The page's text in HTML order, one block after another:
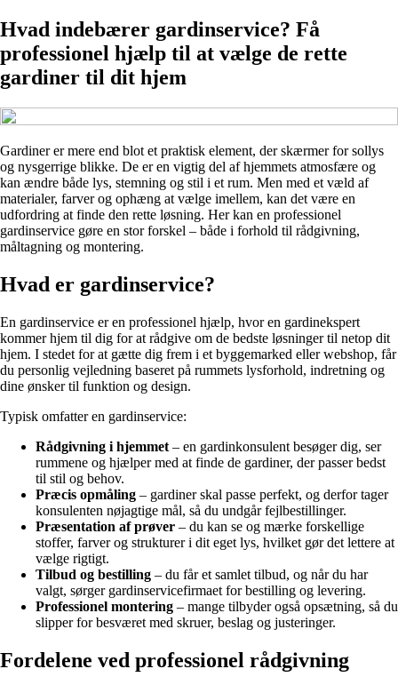
Hvad indebærer gardinservice? Få
professionel hjælp til at vælge de rette
gardiner til dit hjem
Gardiner er mere end blot et praktisk element, der skærmer for sollys
og nysgerrige blikke. De er en vigtig del af hjemmets atmosfære og
kan ændre både lys, stemning og stil i et rum. Men med et væld af
materialer, farver og ophæng at vælge imellem, kan det være en
udfordring at finde den rette løsning. Her kan en professionel
gardinservice gøre en stor forskel – både i forhold til rådgivning,
måltagning og montering.
Hvad er gardinservice?
En gardinservice er en professionel hjælp, hvor en gardinekspert
kommer hjem til dig for at rådgive om de bedste løsninger til netop dit
hjem. I stedet for at gætte dig frem i et byggemarked eller webshop, får
du personlig vejledning baseret på rummets lysforhold, indretning og
dine ønsker til funktion og design.
Typisk omfatter en gardinservice:
Rådgivning i hjemmet – en gardinkonsulent besøger dig, ser
rummene og hjælper med at finde de gardiner, der passer bedst
til stil og behov.
Præcis opmåling – gardiner skal passe perfekt, og derfor tager
konsulenten nøjagtige mål, så du undgår fejlbestillinger.
Præsentation af prøver – du kan se og mærke forskellige
stoffer, farver og strukturer i dit eget lys, hvilket gør det lettere at
vælge rigtigt.
Tilbud og bestilling – du får et samlet tilbud, og når du har
valgt, sørger gardinservicefirmaet for bestilling og levering.
Professionel montering – mange tilbyder også opsætning, så du
slipper for besværet med skruer, beslag og justeringer.
Fordelene ved professionel rådgivning